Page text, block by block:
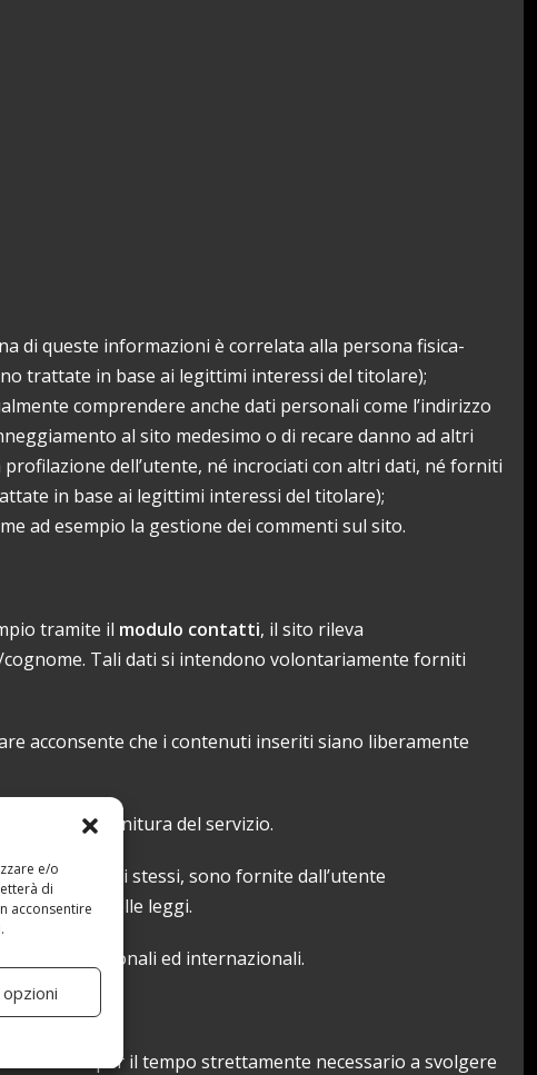
e/o
di
acconsentire
di queste informazioni è correlata alla persona fisica-
trattate in base ai legittimi interessi del titolare);
comprendere anche dati personali come l’indirizzo
al sito medesimo o di recare danno ad altri
dell’utente, né incrociati con altri dati, né forniti
in base ai legittimi interessi del titolare);
ad esempio la gestione dei commenti sul sito.
tramite il modulo contatti, il sito rileva
Tali dati si intendono volontariamente forniti
acconsente che i contenuti inseriti siano liberamente
per la fornitura del servizio.
degli stessi, sono fornite dall’utente
violazioni delle leggi.
norme nazionali ed internazionali.
per il tempo strettamente necessario a svolgere